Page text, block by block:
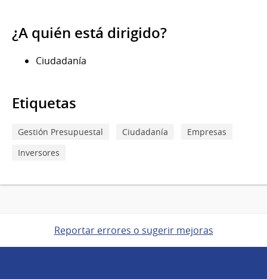
¿A quién está dirigido?
Ciudadanía
Etiquetas
Gestión Presupuestal Ciudadanía
Empresas
Inversores
Reportar errores o sugerir mejoras